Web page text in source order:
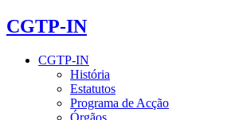
CGTP-IN
CGTP-IN
História
Estatutos
Programa de Acção
Órgãos